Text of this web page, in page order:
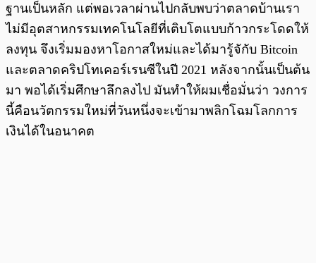
ฐานเป็นหลัก แต่พอเวลาผ่านไปกลับพบว่าตลาดบ้านเรา
ไม่มีอุตสาหกรรมเทคโนโลยีที่เติบโตแบบก้าวกระโดดให้
ลงทุน จึงเริ่มมองหาโอกาสใหม่และได้มารู้จักับ Bitcoin
และตลาดคริปโทเคอร์เรนซีในปี 2021 หลังจากนั้นเป็นต้น
มา พอได้เริ่มศึกษาลึกลงไป มันทำให้ผมเชื่อมั่นว่า วงการ
นี้คือนวัตกรรมใหม่ที่วันหนึ่งจะเข้ามาพลิกโฉมโลกการ
เงินได้ในอนาคต